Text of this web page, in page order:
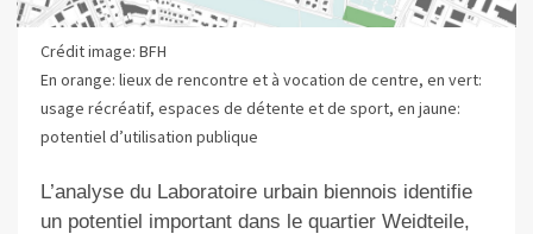
Crédit image: BFH
En orange: lieux de rencontre et à vocation de centre, en vert:
usage récréatif, espaces de détente et de sport, en jaune:
potentiel d’utilisation publique
L’analyse du Laboratoire urbainbiennois identifie
un potentiel important dans le quartier Weidteile,